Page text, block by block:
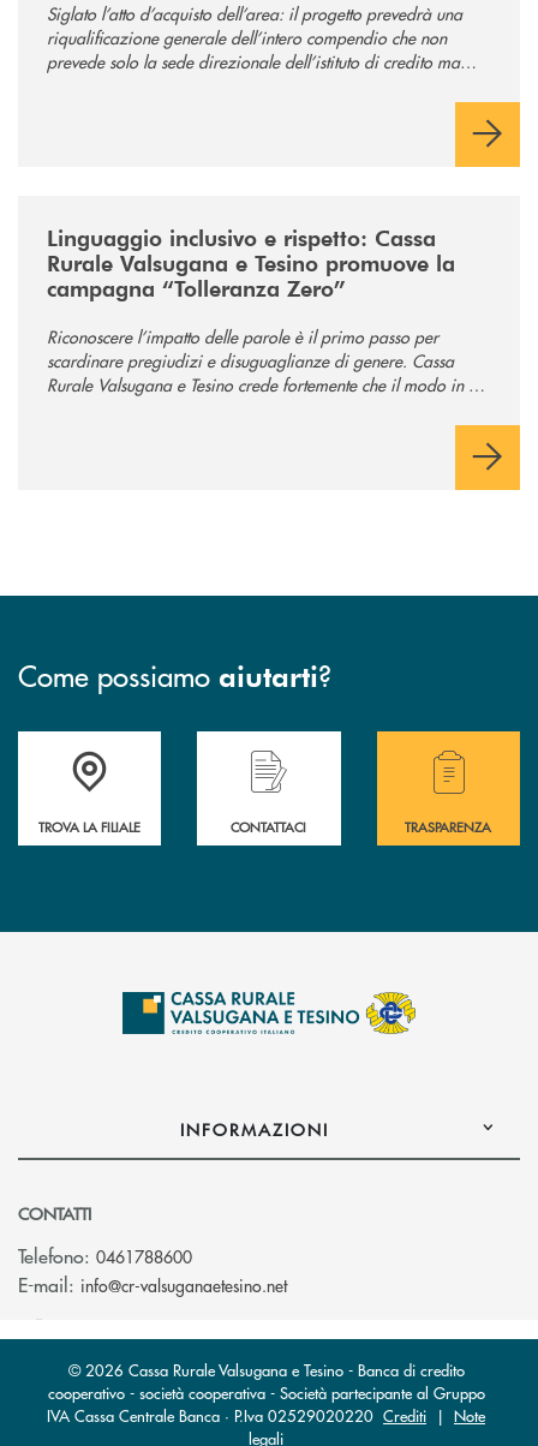
Siglato l’atto d’acquisto dell’area: il progetto prevedrà una
riqualificazione generale dell’intero compendio che non
prevede solo la sede direzionale dell’istituto di credito ma
Linguaggio inclusivo e rispetto: Cassa
Rurale Valsugana e Tesino promuove la
campagna “Tolleranza Zero”
Riconoscere l’impatto delle parole è il primo passo per
scardinare pregiudizi e disuguaglianze di genere. Cassa
Rurale Valsugana e Tesino crede fortemente che il modo in cui
Come possiamo aiutarti?
Accedi all' elenco completo delle filiali .
TROVA LA FILIALE
Hai bisogno di assistenza immediata?
CONTATTACI
Hai bisogno di
TRASPARENZA
INFORMAZIONI
CONTATTI
Telefono: 0461788600
E-mail: info@cr-valsuganaetesino.net(si apre l’app di posta
© 2026 Cassa Rurale Valsugana e Tesino - Banca di credito
cooperativo - società cooperativa - Società partecipante al Gruppo
IVA Cassa Centrale Banca · P.Iva 02529020220 Crediti | Note
legali